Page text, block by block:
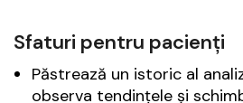
Sfaturi pentru pacienți
Păstrează un istoric al
observa tendințele și